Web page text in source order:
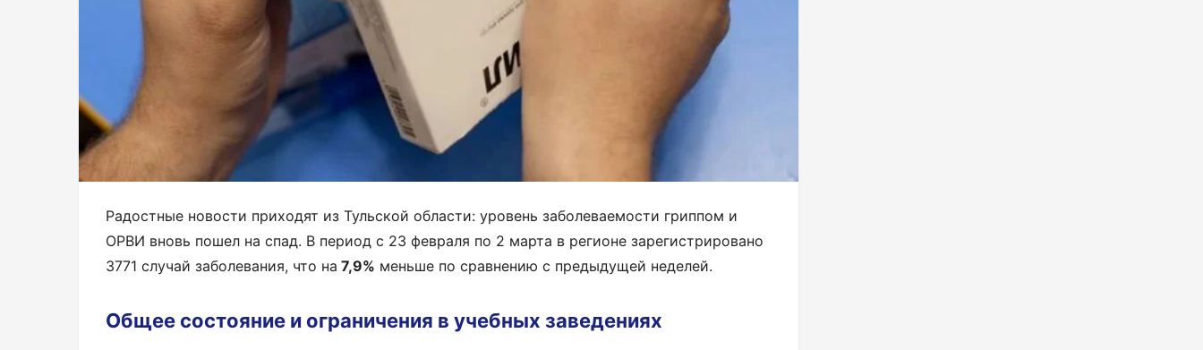
Радостные новости приходят из Тульской области: уровень заболеваемости гриппом и
ОРВИ вновь пошел на спад. В период с 23 февраля по 2 марта в регионе зарегистрировано
3771 случай заболевания, что на 7,9% меньше по сравнению с предыдущей неделей.
Общее состояние и ограничения в учебных заведениях